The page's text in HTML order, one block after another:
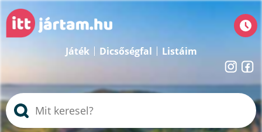
Játék Dicsőségfal Listáim